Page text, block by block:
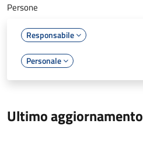
Persone
Responsabile
Personale
Ultimo aggiornamento